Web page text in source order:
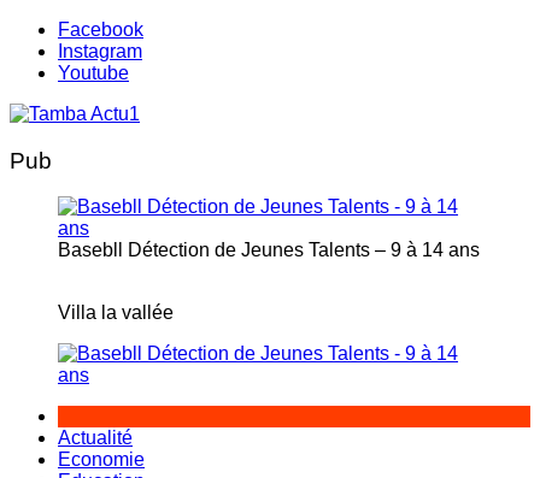
Aller
contenu
Facebook
Instagram
Youtube
Pub
Basebll Détection de Jeunes Talents – 9 à 14 ans
Villa la vallée
Actualité
Economie